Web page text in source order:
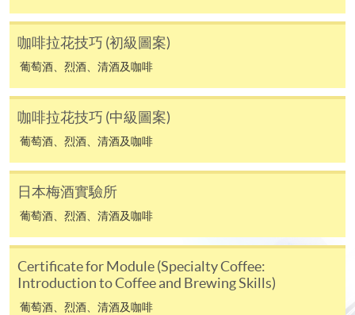
往報名中心或以郵遞方式遞交。
​學院為學歷頒授課程特設「註冊及學費通知」，適
用於一般學歷頒授課程。
課程負責人會為學員送上「註冊及學費通知」
有關繳費詳情，請參閱付款方法 。如對報名程序有任
何疑問，請詳閱個別課程資料，或聯絡有關課程負責
人或報名中心。
咖啡拉花技巧 (初級圖案)
葡萄酒、烈酒、清酒及咖啡
咖啡拉花技巧 (中級圖案)
葡萄酒、烈酒、清酒及咖啡
日本梅酒實驗所
葡萄酒、烈酒、清酒及咖啡
Certificate for Module (Specialty Coffee:
Introduction to Coffee and Brewing Skills)
葡萄酒、烈酒、清酒及咖啡